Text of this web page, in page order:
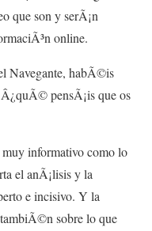
que son y serÃ¡n
online.
Navegante, habÃ©is
Â¿quÃ© pensÃ¡is que os
informativo como lo
el anÃ¡lisis y la
e incisivo. Y la
sobre lo que